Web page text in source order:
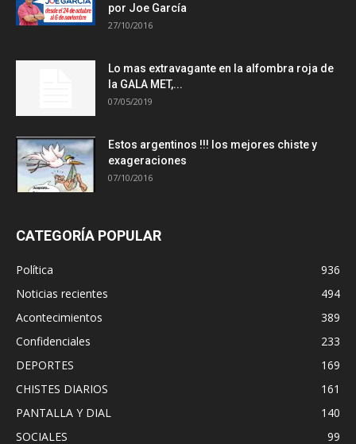
por Joe García
27/10/2016
Lo mas extravagante en la alfombra roja de
la GALA MET,...
07/05/2019
Estos argentinos !!! los mejores chiste y
exageraciones
07/10/2016
CATEGORÍA POPULAR
Política
936
Noticias recientes
494
Acontecimientos
389
Confidenciales
233
DEPORTES
169
CHISTES DIARIOS
161
PANTALLA Y DIAL
140
SOCIALES
99